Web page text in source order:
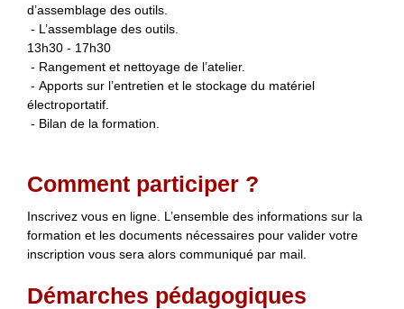
d’assemblage des outils.
- L’assemblage des outils.
13h30 - 17h30
- Rangement et nettoyage de l’atelier.
- Apports sur l’entretien et le stockage du matériel
électroportatif.
- Bilan de la formation.
Comment participer ?
Inscrivez vous en ligne. L’ensemble des informations sur la
formation et les documents nécessaires pour valider votre
inscription vous sera alors communiqué par mail.
Démarches pédagogiques